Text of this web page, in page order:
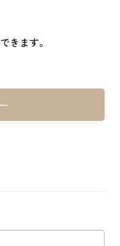
きます。